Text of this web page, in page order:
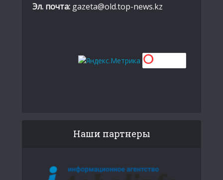
Эл. почта: gazeta@old.top-news.kz
Наши партнеры